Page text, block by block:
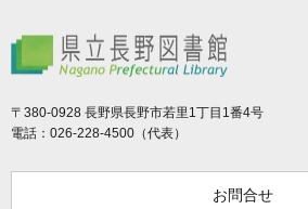
県立長野図書館
〒380-0928 長野県長野市若里1丁目1番4号
電話：026-228-4500（代表）
お問合せ